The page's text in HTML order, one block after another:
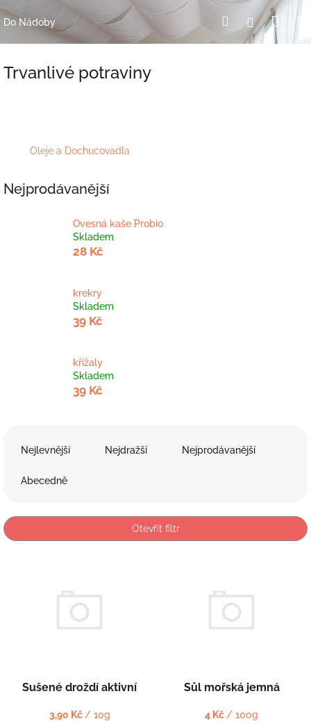
Přejít
naDo Nádoby HledatPřihlášení
Trvanlivé potraviny
Oleje a Dochucovadla
Nejprodávanější
Ovesná kaše Probio
Skladem
28 Kč
krekry
Skladem
39 Kč
křížaly
Skladem
39 Kč
p
r
Nejlevnější Nejdražší Nejprodávanější
Abecedně
Otevřít filtr
Sušené droždí aktivní
3,90 Kč / 10g
Sůl mořská jemná
4 Kč / 100g